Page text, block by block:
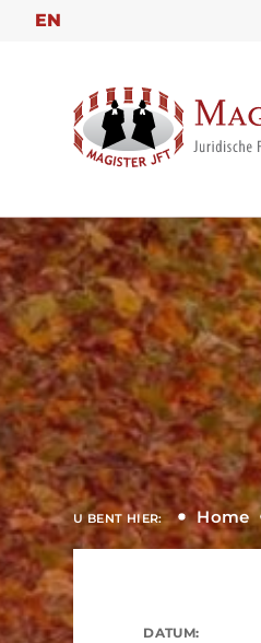
EN
U BENT HIER: Home
DATUM: